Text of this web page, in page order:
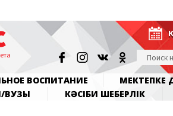
ВОСПИТАНИЕ МЕКТЕПКЕ
ВУЗЫ КӘСІБИ ШЕБЕРЛІК